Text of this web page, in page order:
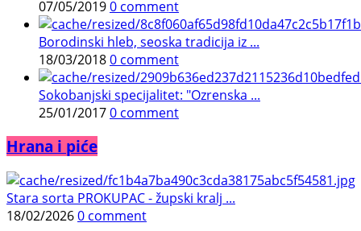
07/05/20190 comment
Borodinski hleb, seoska tradicija iz ...
18/03/20180 comment
Sokobanjski specijalitet: "Ozrenska ...
25/01/20170 comment
Hrana i piće
Stara sorta PROKUPAC - župski kralj ...
18/02/20260 comment